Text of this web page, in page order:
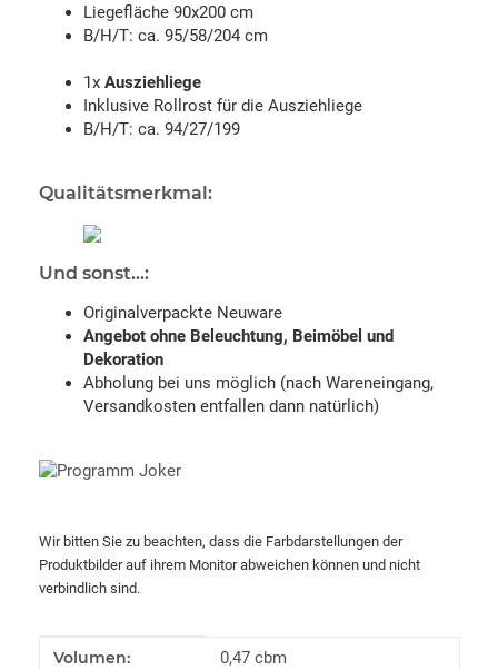
Liegefläche 90x200 cm
B/H/T: ca. 95/58/204 cm
1x Ausziehliege
Inklusive Rollrost für die Ausziehliege
B/H/T: ca. 94/27/199
Qualitätsmerkmal:
Und sonst...:
Originalverpackte Neuware
Angebot ohne Beleuchtung, Beimöbel und
Dekoration
Abholung bei uns möglich (nach Wareneingang,
Versandkosten entfallen dann natürlich)
Wir bitten Sie zu beachten, dass die Farbdarstellungen der
Produktbilder auf ihrem Monitor abweichen können und nicht
verbindlich sind.
Produkteigenschaft
Wert
Volumen: 0,47 cbm